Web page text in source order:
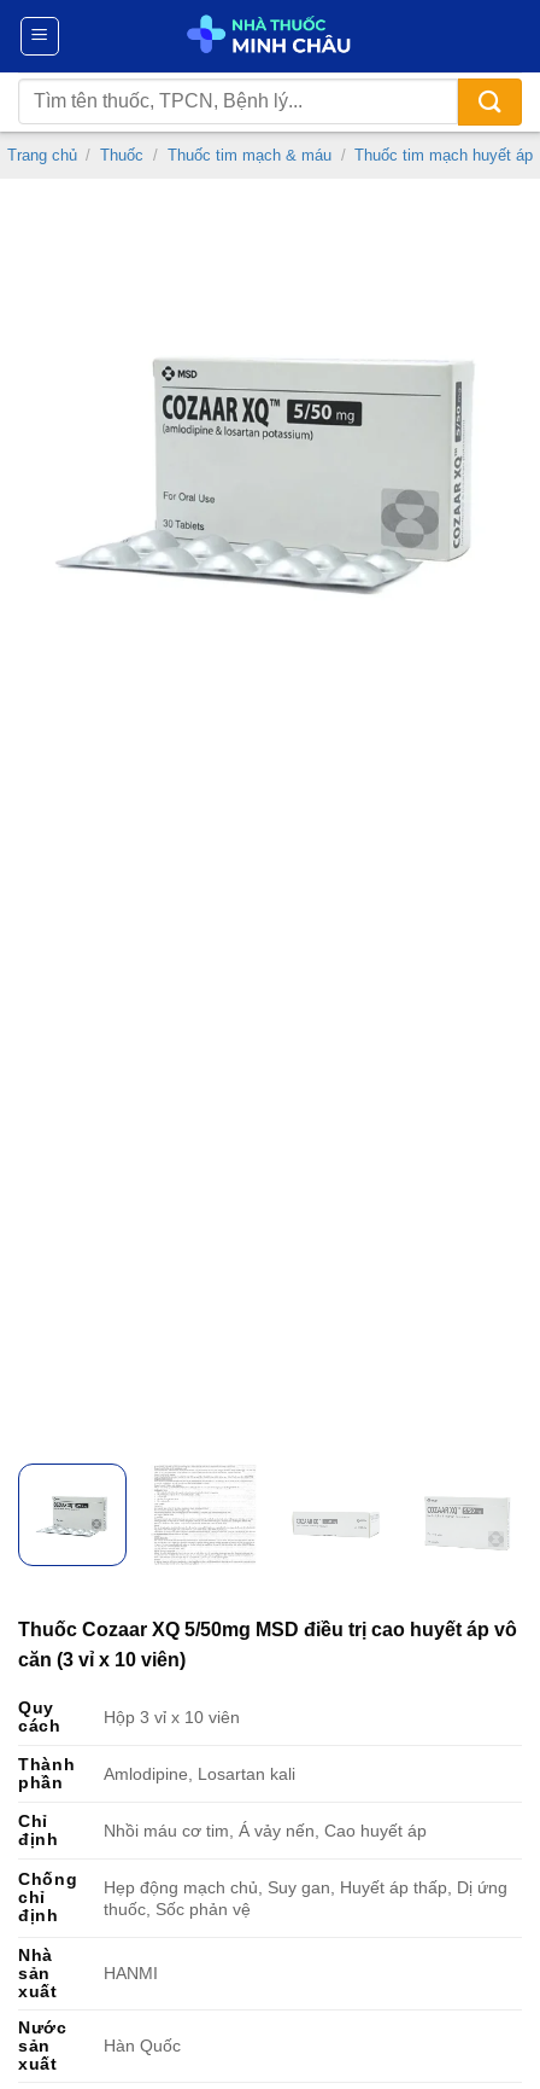
Chuyển
nội
dung
Tìm
kiếm:
Trang chủ / Thuốc / Thuốc tim mạch & máu / Thuốc tim mạch huyết áp
Thuốc Cozaar XQ 5/50mg MSD điều trị cao huyết áp vô
căn (3 vỉ x 10 viên)
Quy
cách
Hộp 3 vỉ x 10 viên
Thành
phần
Amlodipine, Losartan kali
Chỉ
định
Nhồi máu cơ tim, Á vảy nến, Cao huyết áp
Chống
chỉ
định
Hẹp động mạch chủ, Suy gan, Huyết áp thấp, Dị ứng
thuốc, Sốc phản vệ
Nhà
sản
xuất
HANMI
Nước
sản
xuất
Hàn Quốc